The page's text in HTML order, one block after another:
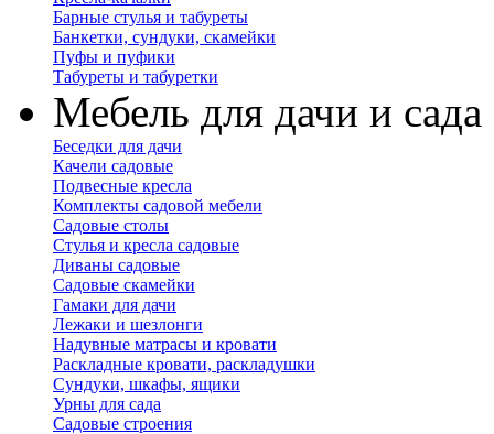
Барные стулья и табуреты
Банкетки, сундуки, скамейки
Пуфы и пуфики
Табуреты и табуретки
Мебель для дачи и сада
Беседки для дачи
Качели садовые
Подвесные кресла
Комплекты садовой мебели
Садовые столы
Стулья и кресла садовые
Диваны садовые
Садовые скамейки
Гамаки для дачи
Лежаки и шезлонги
Надувные матрасы и кровати
Раскладные кровати, раскладушки
Сундуки, шкафы, ящики
Урны для сада
Садовые строения